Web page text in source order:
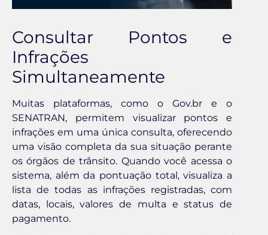
Consultar Pontos e
Infrações
Simultaneamente
Muitas plataformas, como o Gov.br e o
SENATRAN, permitem visualizar pontos e
infrações em uma única consulta, oferecendo
uma visão completa da sua situação perante
os órgãos de trânsito. Quando você acessa o
sistema, além da pontuação total, visualiza a
lista de todas as infrações registradas, com
datas, locais, valores de multa e status de
pagamento.